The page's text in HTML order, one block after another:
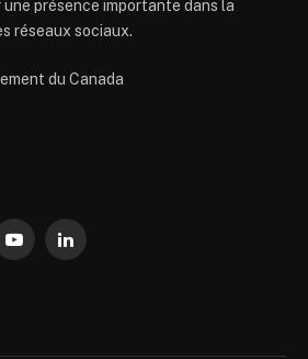
présence importante dans la
réseaux sociaux.
du Canada
YouTubeLinkedIn